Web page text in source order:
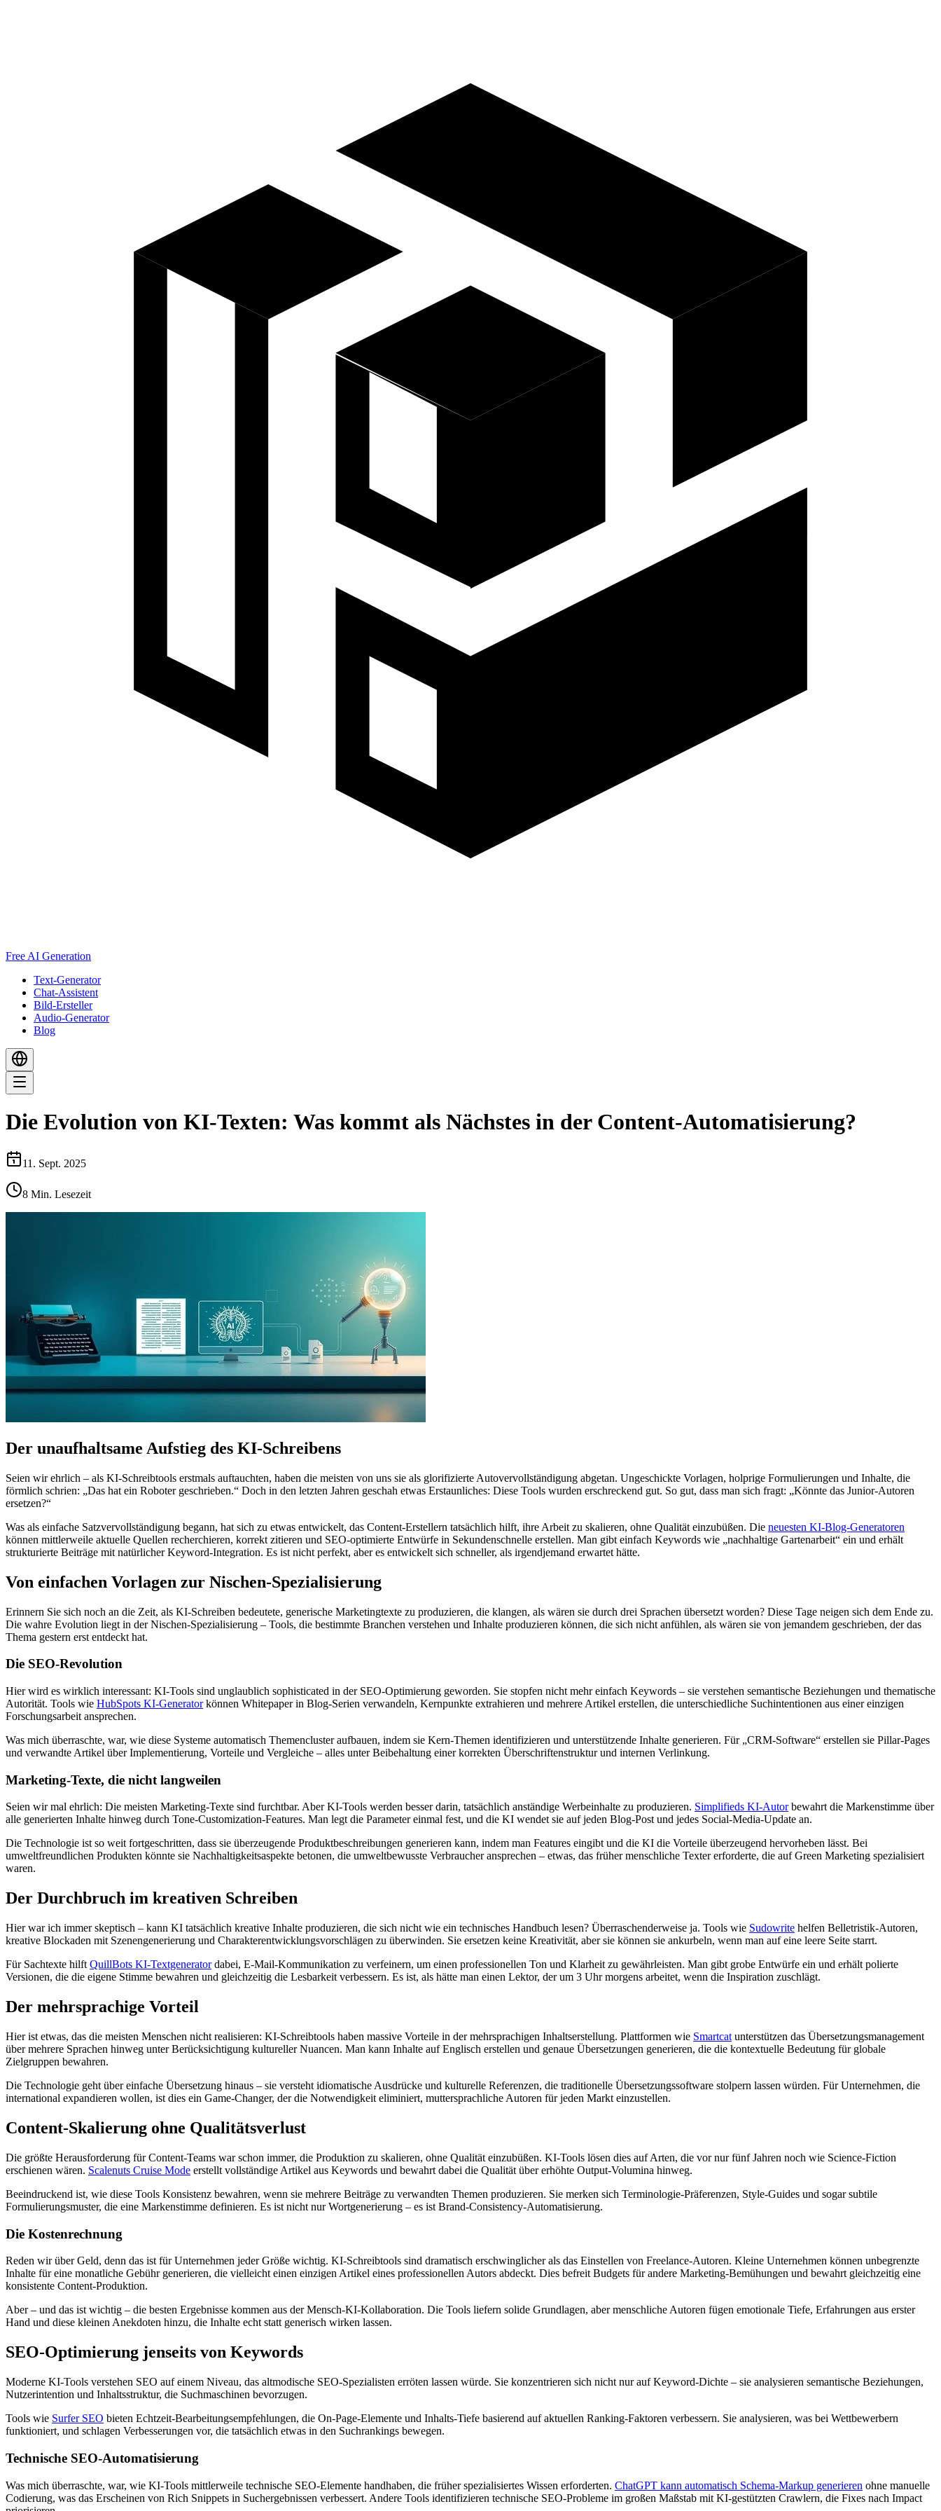
Free AI Generation
Text-Generator
Chat-Assistent
Bild-Ersteller
Audio-Generator
Blog
Die Evolution von KI-Texten: Was kommt als Nächstes in der Content-Automatisierung?
11. Sept. 2025
8 Min. Lesezeit
Der unaufhaltsame Aufstieg des KI-Schreibens
Seien wir ehrlich – als KI-Schreibtools erstmals auftauchten, haben die meisten von uns sie als glorifizierte Autovervollständigung abgetan. Ungeschickte Vorlagen, holprige Formulierungen und Inhalte, die
förmlich schrien: „Das hat ein Roboter geschrieben.“ Doch in den letzten Jahren geschah etwas Erstaunliches: Diese Tools wurden erschreckend gut. So gut, dass man sich fragt: „Könnte das Junior-Autoren
ersetzen?“
Was als einfache Satzvervollständigung begann, hat sich zu etwas entwickelt, das Content-Erstellern tatsächlich hilft, ihre Arbeit zu skalieren, ohne Qualität einzubüßen. Die neuesten KI-Blog-Generatoren
können mittlerweile aktuelle Quellen recherchieren, korrekt zitieren und SEO-optimierte Entwürfe in Sekundenschnelle erstellen. Man gibt einfach Keywords wie „nachhaltige Gartenarbeit“ ein und erhält
strukturierte Beiträge mit natürlicher Keyword-Integration. Es ist nicht perfekt, aber es entwickelt sich schneller, als irgendjemand erwartet hätte.
Von einfachen Vorlagen zur Nischen-Spezialisierung
Erinnern Sie sich noch an die Zeit, als KI-Schreiben bedeutete, generische Marketingtexte zu produzieren, die klangen, als wären sie durch drei Sprachen übersetzt worden? Diese Tage neigen sich dem Ende zu.
Die wahre Evolution liegt in der Nischen-Spezialisierung – Tools, die bestimmte Branchen verstehen und Inhalte produzieren können, die sich nicht anfühlen, als wären sie von jemandem geschrieben, der das
Thema gestern erst entdeckt hat.
Die SEO-Revolution
Hier wird es wirklich interessant: KI-Tools sind unglaublich sophisticated in der SEO-Optimierung geworden. Sie stopfen nicht mehr einfach Keywords – sie verstehen semantische Beziehungen und thematische
Autorität. Tools wie HubSpots KI-Generatorkönnen Whitepaper in Blog-Serien verwandeln, Kernpunkte extrahieren und mehrere Artikel erstellen, die unterschiedliche Suchintentionen aus einer einzigen
Forschungsarbeit ansprechen.
Was mich überraschte, war, wie diese Systeme automatisch Themencluster aufbauen, indem sie Kern-Themen identifizieren und unterstützende Inhalte generieren. Für „CRM-Software“ erstellen sie Pillar-Pages
und verwandte Artikel über Implementierung, Vorteile und Vergleiche – alles unter Beibehaltung einer korrekten Überschriftenstruktur und internen Verlinkung.
Marketing-Texte, die nicht langweilen
Seien wir mal ehrlich: Die meisten Marketing-Texte sind furchtbar. Aber KI-Tools werden besser darin, tatsächlich anständige Werbeinhalte zu produzieren. Simplifieds KI-Autorbewahrt die Markenstimme über
alle generierten Inhalte hinweg durch Tone-Customization-Features. Man legt die Parameter einmal fest, und die KI wendet sie auf jeden Blog-Post und jedes Social-Media-Update an.
Die Technologie ist so weit fortgeschritten, dass sie überzeugende Produktbeschreibungen generieren kann, indem man Features eingibt und die KI die Vorteile überzeugend hervorheben lässt. Bei
umweltfreundlichen Produkten könnte sie Nachhaltigkeitsaspekte betonen, die umweltbewusste Verbraucher ansprechen – etwas, das früher menschliche Texter erforderte, die auf Green Marketing spezialisiert
waren.
Der Durchbruch im kreativen Schreiben
Hier war ich immer skeptisch – kann KI tatsächlich kreative Inhalte produzieren, die sich nicht wie ein technisches Handbuch lesen? Überraschenderweise ja. Tools wie Sudowrite helfen Belletristik-Autoren,
kreative Blockaden mit Szenengenerierung und Charakterentwicklungsvorschlägen zu überwinden. Sie ersetzen keine Kreativität, aber sie können sie ankurbeln, wenn man auf eine leere Seite starrt.
Für Sachtexte hilft QuillBots KI-Textgeneratordabei, E-Mail-Kommunikation zu verfeinern, um einen professionellen Ton und Klarheit zu gewährleisten. Man gibt grobe Entwürfe ein und erhält polierte
Versionen, die die eigene Stimme bewahren und gleichzeitig die Lesbarkeit verbessern. Es ist, als hätte man einen Lektor, der um 3 Uhr morgens arbeitet, wenn die Inspiration zuschlägt.
Der mehrsprachige Vorteil
Hier ist etwas, das die meisten Menschen nicht realisieren: KI-Schreibtools haben massive Vorteile in der mehrsprachigen Inhaltserstellung. Plattformen wie Smartcat unterstützen das Übersetzungsmanagement
über mehrere Sprachen hinweg unter Berücksichtigung kultureller Nuancen. Man kann Inhalte auf Englisch erstellen und genaue Übersetzungen generieren, die die kontextuelle Bedeutung für globale
Zielgruppen bewahren.
Die Technologie geht über einfache Übersetzung hinaus – sie versteht idiomatische Ausdrücke und kulturelle Referenzen, die traditionelle Übersetzungssoftware stolpern lassen würden. Für Unternehmen, die
international expandieren wollen, ist dies ein Game-Changer, der die Notwendigkeit eliminiert, muttersprachliche Autoren für jeden Markt einzustellen.
Content-Skalierung ohne Qualitätsverlust
Die größte Herausforderung für Content-Teams war schon immer, die Produktion zu skalieren, ohne Qualität einzubüßen. KI-Tools lösen dies auf Arten, die vor nur fünf Jahren noch wie Science-Fiction
erschienen wären. Scalenuts Cruise Mode erstellt vollständige Artikel aus Keywords und bewahrt dabei die Qualität über erhöhte Output-Volumina hinweg.
Beeindruckend ist, wie diese Tools Konsistenz bewahren, wenn sie mehrere Beiträge zu verwandten Themen produzieren. Sie merken sich Terminologie-Präferenzen, Style-Guides und sogar subtile
Formulierungsmuster, die eine Markenstimme definieren. Es ist nicht nur Wortgenerierung – es ist Brand-Consistency-Automatisierung.
Die Kostenrechnung
Reden wir über Geld, denn das ist für Unternehmen jeder Größe wichtig. KI-Schreibtools sind dramatisch erschwinglicher als das Einstellen von Freelance-Autoren. Kleine Unternehmen können unbegrenzte
Inhalte für eine monatliche Gebühr generieren, die vielleicht einen einzigen Artikel eines professionellen Autors abdeckt. Dies befreit Budgets für andere Marketing-Bemühungen und bewahrt gleichzeitig eine
konsistente Content-Produktion.
Aber – und das ist wichtig – die besten Ergebnisse kommen aus der Mensch-KI-Kollaboration. Die Tools liefern solide Grundlagen, aber menschliche Autoren fügen emotionale Tiefe, Erfahrungen aus erster
Hand und diese kleinen Anekdoten hinzu, die Inhalte echt statt generisch wirken lassen.
SEO-Optimierung jenseits von Keywords
Moderne KI-Tools verstehen SEO auf einem Niveau, das altmodische SEO-Spezialisten erröten lassen würde. Sie konzentrieren sich nicht nur auf Keyword-Dichte – sie analysieren semantische Beziehungen,
Nutzerintention und Inhaltsstruktur, die Suchmaschinen bevorzugen.
Tools wie Surfer SEO bieten Echtzeit-Bearbeitungsempfehlungen, die On-Page-Elemente und Inhalts-Tiefe basierend auf aktuellen Ranking-Faktoren verbessern. Sie analysieren, was bei Wettbewerbern
funktioniert, und schlagen Verbesserungen vor, die tatsächlich etwas in den Suchrankings bewegen.
Technische SEO-Automatisierung
Was mich überraschte, war, wie KI-Tools mittlerweile technische SEO-Elemente handhaben, die früher spezialisiertes Wissen erforderten. ChatGPT kann automatisch Schema-Markup generieren ohne manuelle
Codierung, was das Erscheinen von Rich Snippets in Suchergebnissen verbessert. Andere Tools identifizieren technische SEO-Probleme im großen Maßstab mit KI-gestützten Crawlern, die Fixes nach Impact